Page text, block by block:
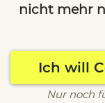
nicht mehr
Ich will
Nur noch